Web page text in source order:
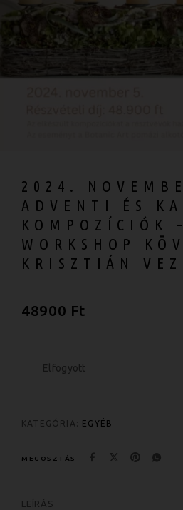
2024.
ADVENTI ÉS
KOMPOZÍCIÓK –
WORKSHOP
KRISZTIÁN
48900 Ft
Elfogyott
KATEGÓRIA: EGYÉB
MEGOSZTÁS
LEÍRÁS